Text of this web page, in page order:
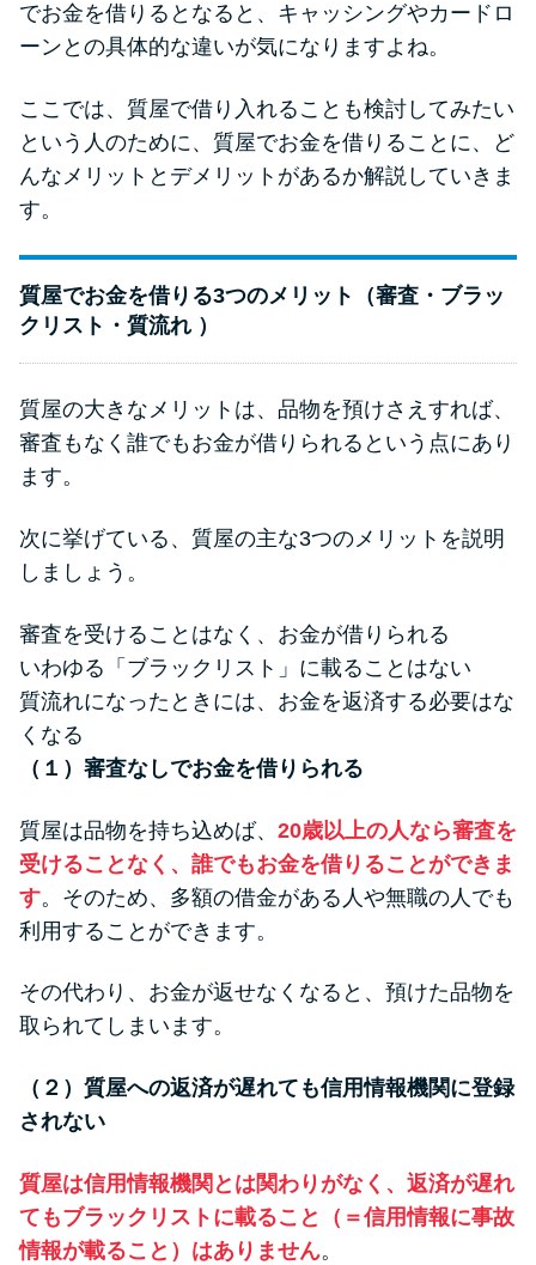
でお金を借りるとなると、キャッシングやカードロ
ーンとの具体的な違いが気になりますよね。
ここでは、質屋で借り入れることも検討してみたい
という人のために、質屋でお金を借りることに、ど
んなメリットとデメリットがあるか解説していきま
す。
質屋でお金を借りる3つのメリット（審査・ブラッ
クリスト・質流れ ）
質屋の大きなメリットは、品物を預けさえすれば、
審査もなく誰でもお金が借りられるという点にあり
ます。
次に挙げている、質屋の主な3つのメリットを説明
しましょう。
審査を受けることはなく、お金が借りられる
いわゆる「ブラックリスト」に載ることはない
質流れになったときには、お金を返済する必要はな
くなる
（１）審査なしでお金を借りられる
質屋は品物を持ち込めば、 20歳以上の人なら審査を
受けることなく、誰でもお金を借りることができま
す。そのため、多額の借金がある人や無職の人でも
利用することができます。
その代わり、お金が返せなくなると、預けた品物を
取られてしまいます。
（２）質屋への返済が遅れても信用情報機関に登録
されない
質屋は信用情報機関とは関わりがなく、返済が遅れ
てもブラックリストに載ること（＝信用情報に事故
情報が載ること）はありません。